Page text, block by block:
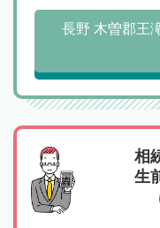
長野 木曽郡王
相
生